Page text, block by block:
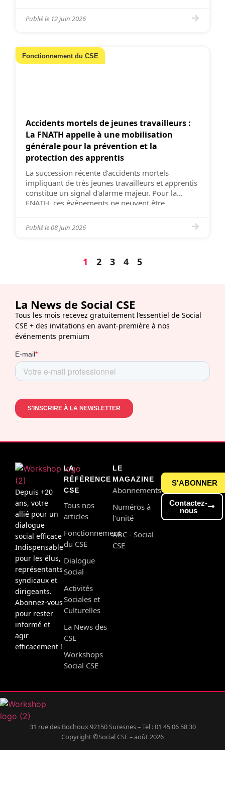
juridictions de fond, en attendant celle de la Cour
de cassation. Celle du […]
Publié le 12 juin 2026
Fonctionnement du CSE
Accidents mortels de jeunes travailleurs :
La FNATH appelle à une mobilisation
générale pour la prévention et la
protection des apprentis
La succession récente d’accidents mortels
impliquant de très jeunes travailleurs et apprentis
constitue un signal d’alarme majeur. Pour la
FNATH, ces événements ne peuvent être
rappellent avec brutalité que les jeunes
travailleurs demeurent particulièrement
méconnaissance […]
Publié le08 juin 2026
1 2 3 4 5
La News de Social CSE
Tous les mois recevez gratuitement l’essentiel de Social
CSE + des invitations en avant-première à nos
événements premium
Depuis +20
ans, votre
allié pour un
dialogue
social efficace
Indispensable
pour les élus,
représentants
syndicaux et
dirigeants.
Abonnez-vous
pour rester
informé et
agir
efficacement !
LA
RÉFÉRENCE
CSE
Tous nos
articles
Fonctionnement
du CSE
Dialogue
Social
Activités
Sociales et
Culturelles
La News des
CSE
Workshops
Social CSE
LE
MAGAZINE
Abonnements
Numéros à
l'unité
ABC - Social
CSE
S'ABONNER
Contactez-
nous
31 rue des Bochoux 92150 Suresnes – Tel : 01 45 06 58 30
Copyright ©Social CSE – août 2026